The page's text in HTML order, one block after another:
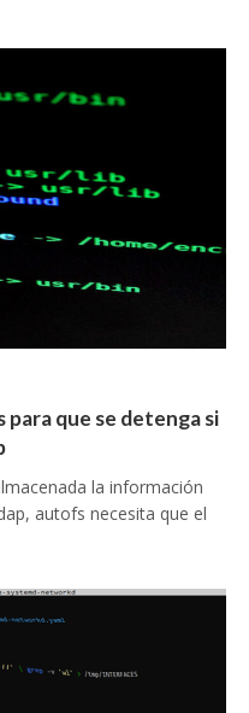
que se detenga si
la información
autofs necesita que el